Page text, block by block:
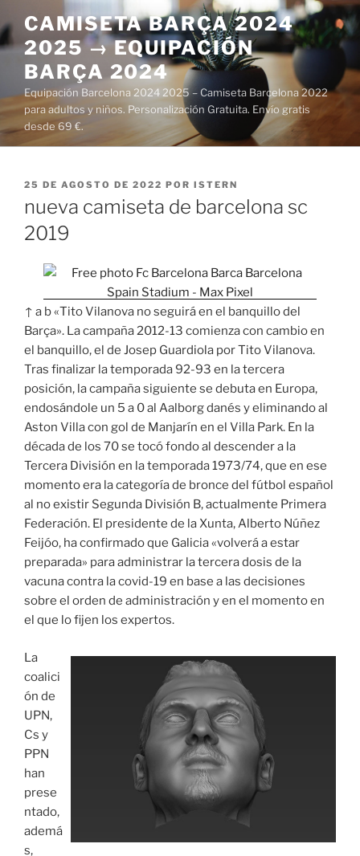
al
contenido
CAMISETA BARÇA 2024
2025 → EQUIPACIÓN
BARÇA 2024
Equipación Barcelona 2024 2025 – Camiseta Barcelona 2022
para adultos y niños. Personalización Gratuita. Envío gratis
desde 69 €.
PUBLICADO
25 DE AGOSTO DE 2022 POR ISTERN
nueva camiseta de barcelona sc
2019
↑ a b «Tito Vilanova no seguirá en el banquillo del
Barça». La campaña 2012-13 comienza con cambio en
el banquillo, el de Josep Guardiola por Tito Vilanova.
Tras finalizar la temporada 92-93 en la tercera
posición, la campaña siguiente se debuta en Europa,
endosándole un 5 a 0 al Aalborg danés y eliminando al
Aston Villa con gol de Manjarín en el Villa Park. En la
década de los 70 se tocó fondo al descender a la
Tercera División en la temporada 1973/74, que en ese
momento era la categoría de bronce del fútbol español
al no existir Segunda División B, actualmente Primera
Federación. El presidente de la Xunta, Alberto Núñez
Feijóo, ha confirmado que Galicia «volverá a estar
preparada» para administrar la tercera dosis de la
vacuna contra la covid-19 en base a las decisiones
sobre el orden de administración y en el momento en
el que lo fijen los expertos.
La
coalici
ón de
UPN,
Cs y
PPN
han
prese
ntado,
ademá
s,